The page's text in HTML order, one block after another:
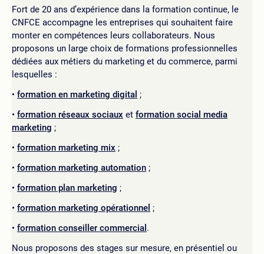
Fort de 20 ans d’expérience dans la formation continue, le
CNFCE accompagne les entreprises qui souhaitent faire
monter en compétences leurs collaborateurs. Nous
proposons un large choix de formations professionnelles
dédiées aux métiers du marketing et du commerce, parmi
lesquelles :
formation en marketing digital ;
formation réseaux sociaux et formation social media
marketing ;
formation marketing mix ;
formation marketing automation ;
formation plan marketing ;
formation marketing opérationnel ;
formation conseiller commercial .
Nous proposons des stages sur mesure, en présentiel ou